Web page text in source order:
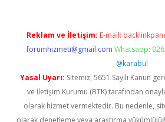
Reklam ve İletişim: E-mail:
forumhizmeti@gmail.com Whatsapp:
@karabul
Yasal Uyarı: Sitemiz, 5651 Sayılı Kanun
ve İletişim Kurumu (BTK) tarafından
olarak hizmet vermektedir. Bu nedenle,
olarak denetleme veya araştırma